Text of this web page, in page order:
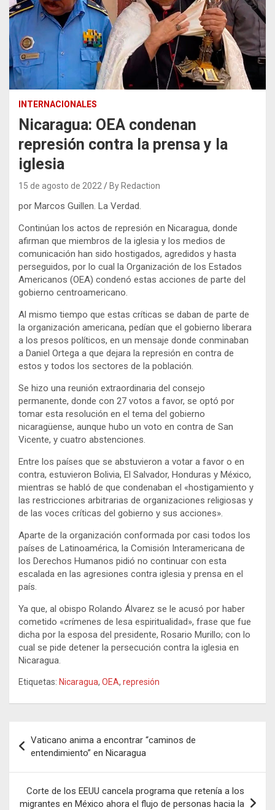
INTERNACIONALES
Nicaragua: OEA condenan
represión contra la prensa y la
iglesia
15 de agosto de 2022 By Redaction
por Marcos Guillen. La Verdad.
Continúan los actos de represión en Nicaragua, donde
afirman que miembros de la iglesia y los medios de
comunicación han sido hostigados, agredidos y hasta
perseguidos, por lo cual la Organización de los Estados
Americanos (OEA) condenó estas acciones de parte del
gobierno centroamericano.
Al mismo tiempo que estas críticas se daban de parte de
la organización americana, pedían que el gobierno liberara
a los presos políticos, en un mensaje donde conminaban
a Daniel Ortega a que dejara la represión en contra de
estos y todos los sectores de la población.
Se hizo una reunión extraordinaria del consejo
permanente, donde con 27 votos a favor, se optó por
tomar esta resolución en el tema del gobierno
nicaragüense, aunque hubo un voto en contra de San
Vicente, y cuatro abstenciones.
Entre los países que se abstuvieron a votar a favor o en
contra, estuvieron Bolivia, El Salvador, Honduras y México,
mientras se habló de que condenaban el «hostigamiento y
las restricciones arbitrarias de organizaciones religiosas y
de las voces críticas del gobierno y sus acciones».
Aparte de la organización conformada por casi todos los
países de Latinoamérica, la Comisión Interamericana de
los Derechos Humanos pidió no continuar con esta
escalada en las agresiones contra iglesia y prensa en el
país.
Ya que, al obispo Rolando Álvarez se le acusó por haber
cometido «crímenes de lesa espiritualidad», frase que fue
dicha por la esposa del presidente, Rosario Murillo; con lo
cual se pide detener la persecución contra la iglesia en
Nicaragua.
Etiquetas: Nicaragua, OEA, represión
de
entradas
Vaticano anima a encontrar “caminos de
entendimiento” en Nicaragua
Corte de los EEUU cancela programa que retenía a los
migrantes en México ahora el flujo de personas hacia la